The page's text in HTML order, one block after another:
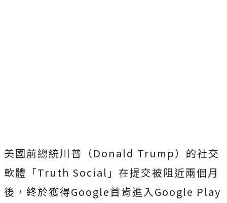
美國前總統川普（Donald Trump）的社交
軟體「Truth Social」在提交被阻近兩個月
後，終於獲得Google首肯進入Google Play